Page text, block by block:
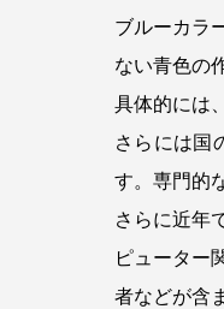
ブルーカラ
ない青色の
具体的には
さらには国
す。専門的
さらに近年
ピューター
者などが含